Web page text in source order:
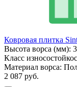
Ковровая плитка
Высота ворса (мм): 3
Класс
Материал ворса:
2 087 руб.